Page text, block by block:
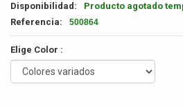
Disponibilidad:
Producto agotado
Referencia:
500864
Elige Color :